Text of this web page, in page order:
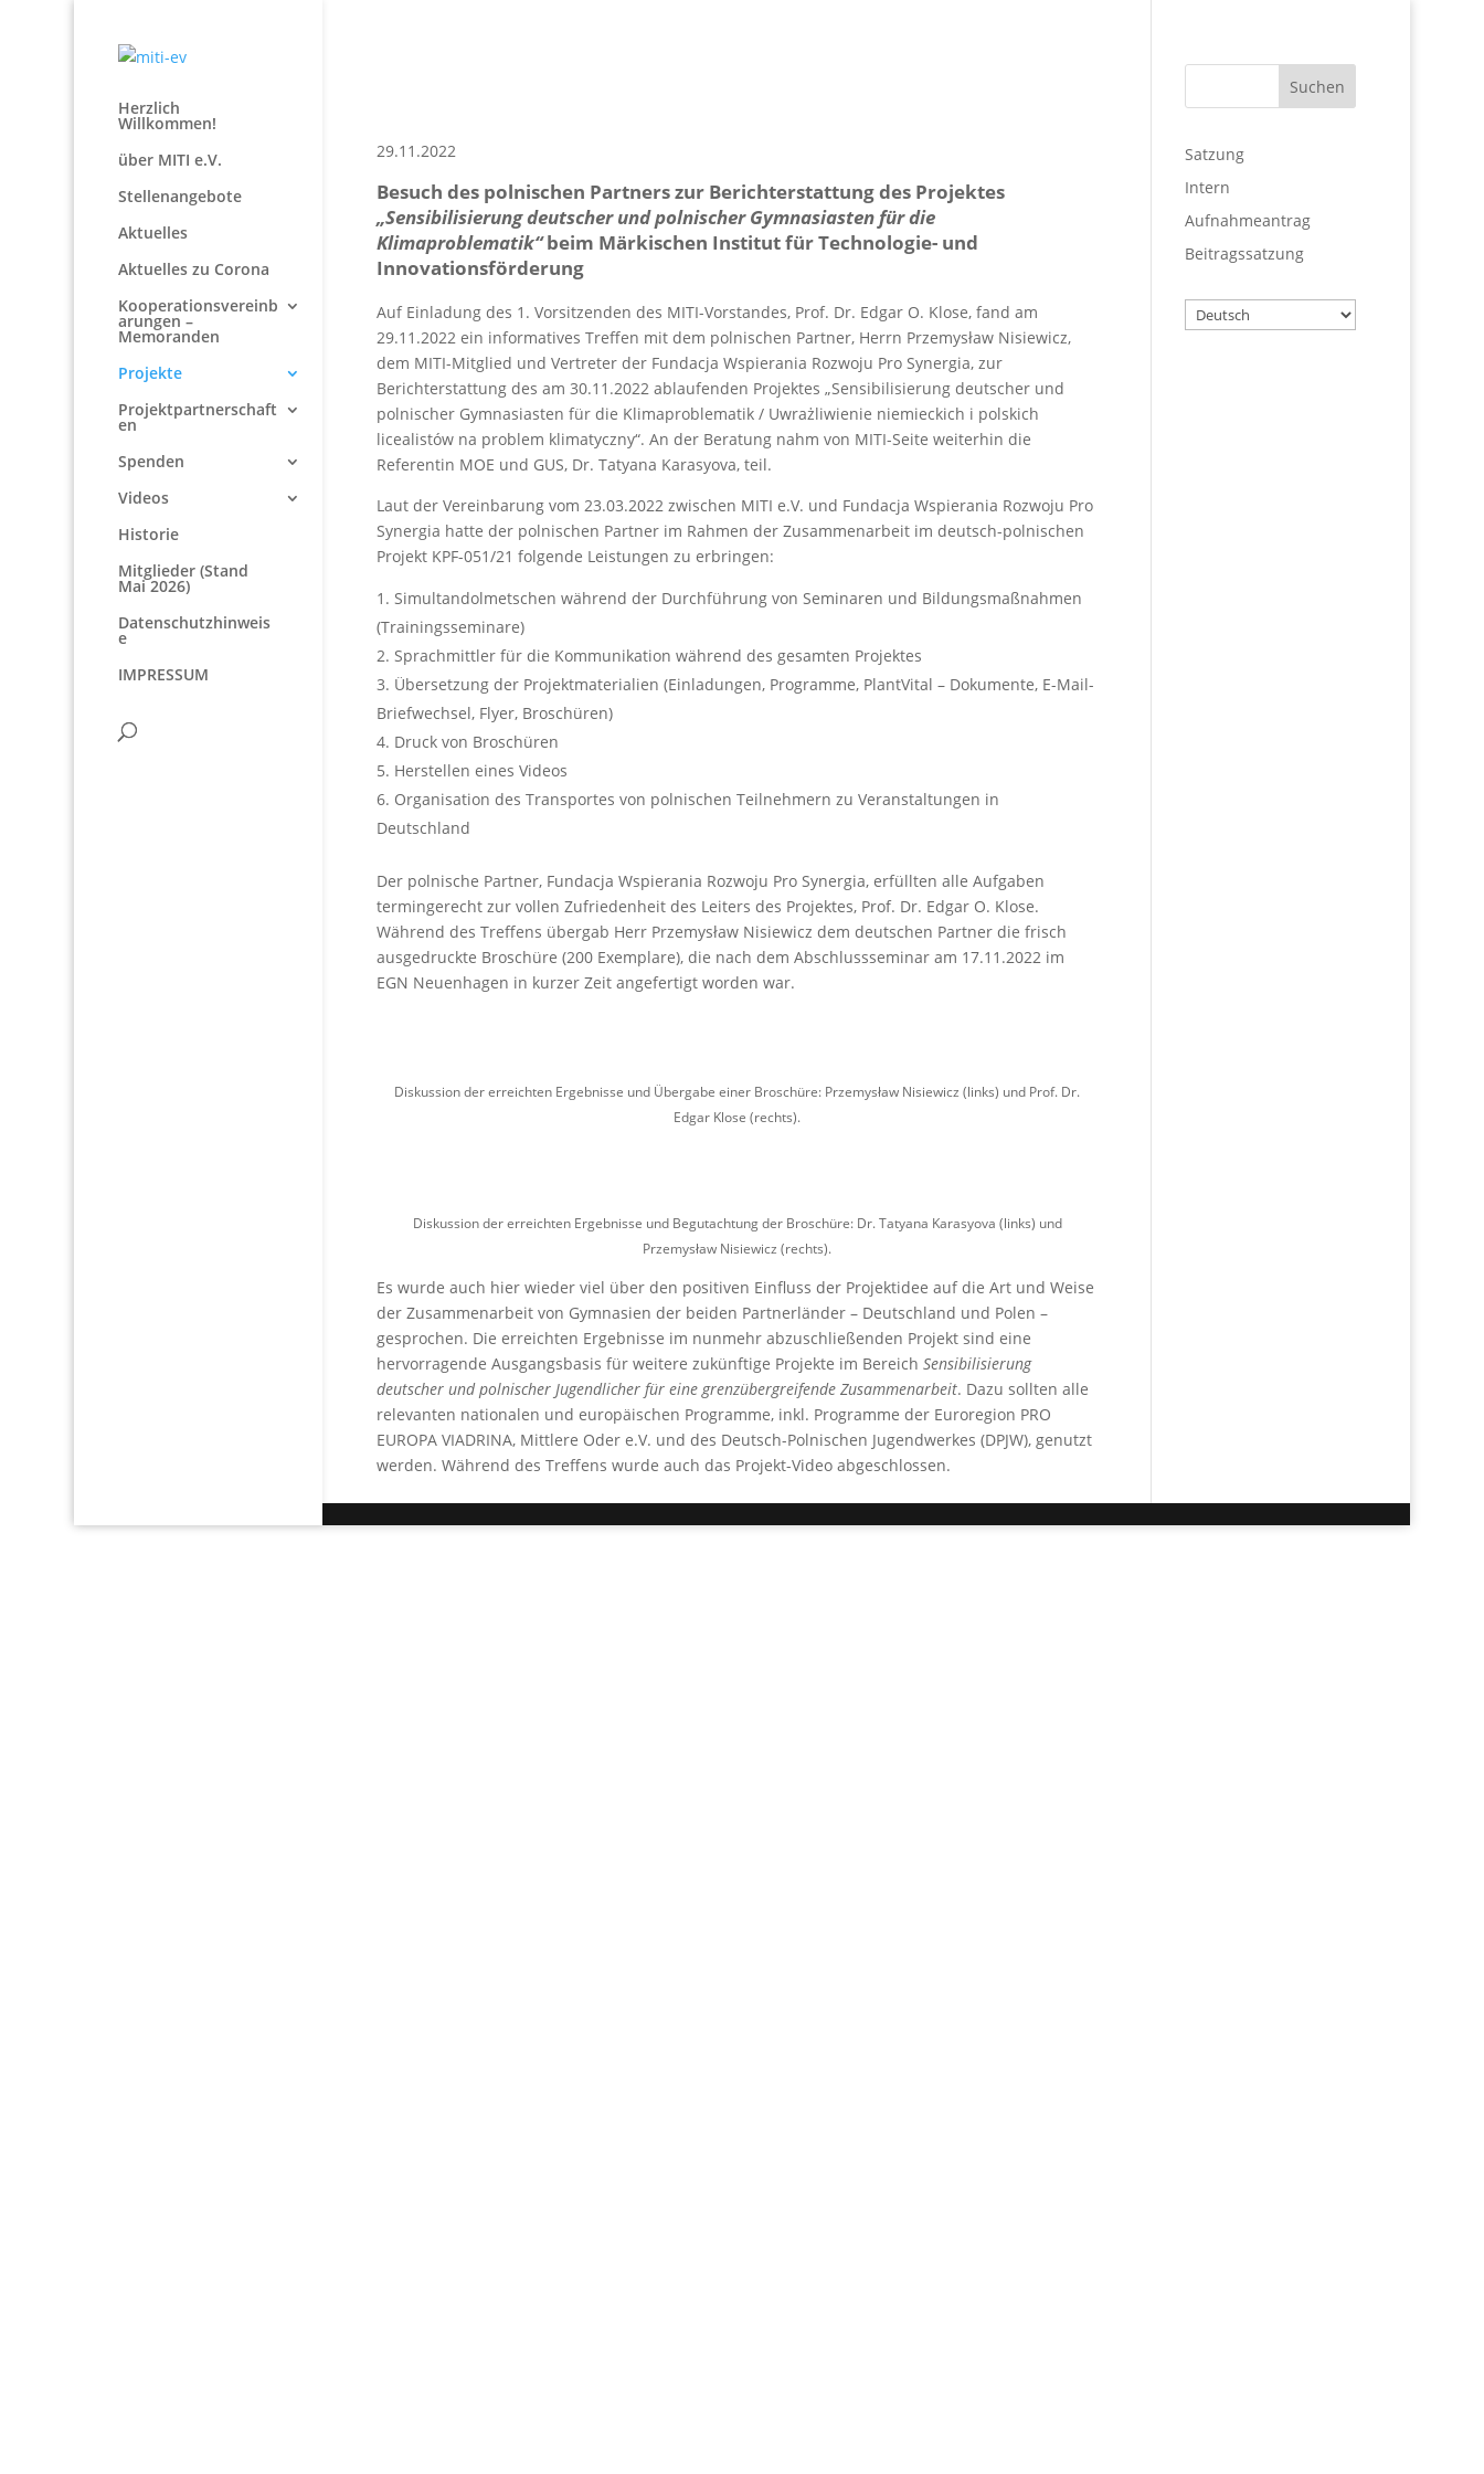
Herzlich
Willkommen!
über MITI e.V.
Stellenangebote
Aktuelles
Aktuelles zu Corona
Kooperationsvereinb
arungen –
Memoranden
Projekte
Projektpartnerschaft
en
Spenden
Videos
Historie
Mitglieder (Stand
Mai 2026)
Datenschutzhinweis
e
IMPRESSUM
29.11.2022
Besuch des polnischen Partners zur Berichterstattung des Projektes
„Sensibilisierung deutscher und polnischer Gymnasiasten für die
Klimaproblematik“beim Märkischen Institut für Technologie- und
Innovationsförderung
Auf Einladung des 1. Vorsitzenden des MITI-Vorstandes, Prof. Dr. Edgar O. Klose, fand am
29.11.2022 ein informatives Treffen mit dem polnischen Partner, Herrn Przemysław Nisiewicz,
dem MITI-Mitglied und Vertreter der Fundacja Wspierania Rozwoju Pro Synergia, zur
Berichterstattung des am 30.11.2022 ablaufenden Projektes „Sensibilisierung deutscher und
polnischer Gymnasiasten für die Klimaproblematik / Uwrażliwienie niemieckich i polskich
licealistów na problem klimatyczny“. An der Beratung nahm von MITI-Seite weiterhin die
Referentin MOE und GUS, Dr. Tatyana Karasyova, teil.
Laut der Vereinbarung vom 23.03.2022 zwischen MITI e.V. und Fundacja Wspierania Rozwoju Pro
Synergia hatte der polnischen Partner im Rahmen der Zusammenarbeit im deutsch-polnischen
Projekt KPF-051/21 folgende Leistungen zu erbringen:
Simultandolmetschen während der Durchführung von Seminaren und Bildungsmaßnahmen
(Trainingsseminare)
Sprachmittler für die Kommunikation während des gesamten Projektes
Übersetzung der Projektmaterialien (Einladungen, Programme, PlantVital – Dokumente, E-Mail-
Briefwechsel, Flyer, Broschüren)
Druck von Broschüren
Herstellen eines Videos
Organisation des Transportes von polnischen Teilnehmern zu Veranstaltungen in
Deutschland
Der polnische Partner, Fundacja Wspierania Rozwoju Pro Synergia, erfüllten alle Aufgaben
termingerecht zur vollen Zufriedenheit des Leiters des Projektes, Prof. Dr. Edgar O. Klose.
Während des Treffens übergab Herr Przemysław Nisiewicz dem deutschen Partner die frisch
ausgedruckte Broschüre (200 Exemplare), die nach dem Abschlussseminar am 17.11.2022 im
EGN Neuenhagen in kurzer Zeit angefertigt worden war.
Diskussion der erreichten Ergebnisse und Übergabe einer Broschüre: Przemysław Nisiewicz (links) und Prof. Dr.
Edgar Klose (rechts).
Diskussion der erreichten Ergebnisse und Begutachtung der Broschüre: Dr. Tatyana Karasyova (links) und
Przemysław Nisiewicz (rechts).
Es wurde auch hier wieder viel über den positiven Einfluss der Projektidee auf die Art und Weise
der Zusammenarbeit von Gymnasien der beiden Partnerländer – Deutschland und Polen –
gesprochen. Die erreichten Ergebnisse im nunmehr abzuschließenden Projekt sind eine
hervorragende Ausgangsbasis für weitere zukünftige Projekte im BereichSensibilisierung
deutscher und polnischer Jugendlicher für eine grenzübergreifende Zusammenarbeit. Dazu sollten alle
relevanten nationalen und europäischen Programme, inkl. Programme der Euroregion PRO
EUROPA VIADRINA, Mittlere Oder e.V. und des Deutsch-Polnischen Jugendwerkes (DPJW), genutzt
werden. Während des Treffens wurde auch das Projekt-Video abgeschlossen.
Satzung
Intern
Aufnahmeantrag
Beitragssatzung
Wählen
Sie